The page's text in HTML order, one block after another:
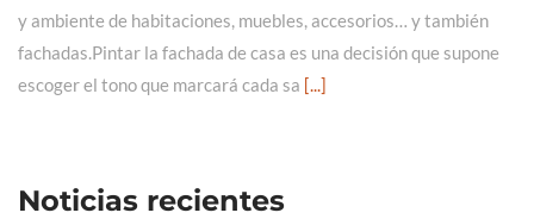
y ambiente de habitaciones, muebles, accesorios… y también
fachadas.Pintar la fachada de casa es una decisión que supone
escoger el tono que marcará cada sa [...]
Noticias recientes